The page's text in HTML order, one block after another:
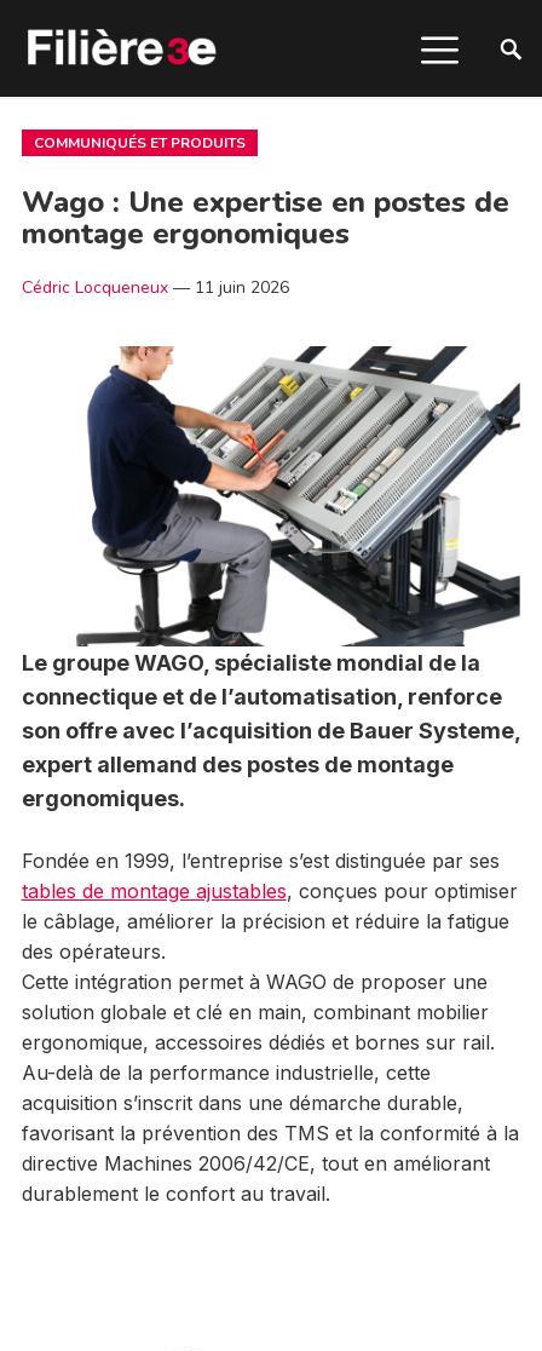
COMMUNIQUÉS ET PRODUITS
Wago : Une expertise en postes de
montage ergonomiques
Cédric Locqueneux— 11 juin 2026
Le groupe WAGO, spécialiste mondial de la
connectique et de l’automatisation, renforce
son offre avec l’acquisition de Bauer Systeme,
expert allemand des postes de montage
ergonomiques.
Fondée en 1999, l’entreprise s’est distinguée par ses
tables de montage ajustables, conçues pour optimiser
le câblage, améliorer la précision et réduire la fatigue
des opérateurs.
Cette intégration permet à WAGO de proposer une
solution globale et clé en main, combinant mobilier
ergonomique, accessoires dédiés et bornes sur rail.
Au-delà de la performance industrielle, cette
acquisition s’inscrit dans une démarche durable,
favorisant la prévention des TMS et la conformité à la
directive Machines 2006/42/CE, tout en améliorant
durablement le confort au travail.